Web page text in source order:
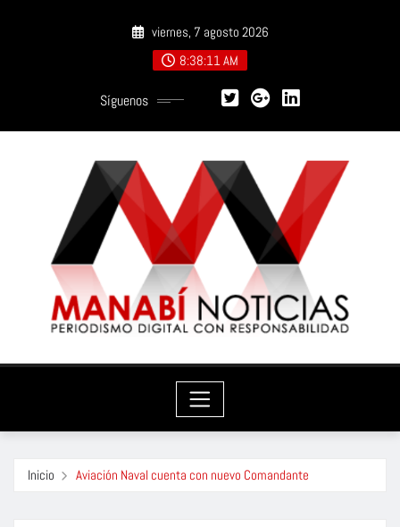
viernes, 7 agosto 2026
8:38:12 AM
Síguenos
Inicio Aviación Naval cuenta con nuevo Comandante